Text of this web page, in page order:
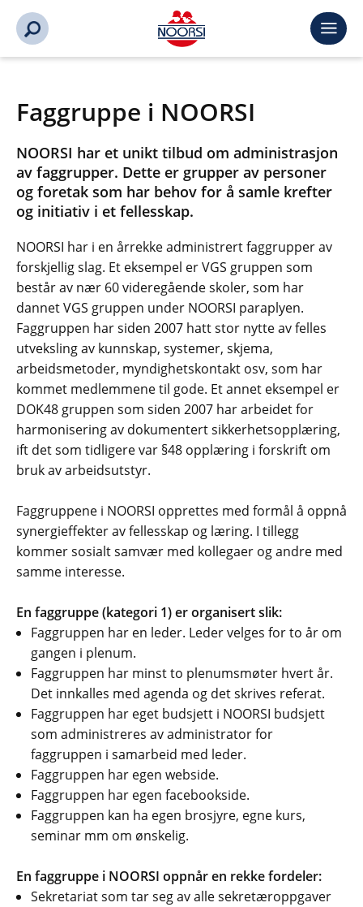
Faggruppe i NOORSI
NOORSI har et unikt tilbud om administrasjon
av faggrupper. Dette er grupper av personer
og foretak som har behov for å samle krefter
og initiativ i et fellesskap.
NOORSI har i en årrekke administrert faggrupper av
forskjellig slag. Et eksempel er VGS gruppen som
består av nær 60 videregående skoler, som har
dannet VGS gruppen under NOORSI paraplyen.
Faggruppen har siden 2007 hatt stor nytte av felles
utveksling av kunnskap, systemer, skjema,
arbeidsmetoder, myndighetskontakt osv, som har
kommet medlemmene til gode. Et annet eksempel er
DOK48 gruppen som siden 2007 har arbeidet for
harmonisering av dokumentert sikkerhetsopplæring,
ift det som tidligere var §48 opplæring i forskrift om
bruk av arbeidsutstyr.
Faggruppene i NOORSI opprettes med formål å oppnå
synergieffekter av fellesskap og læring. I tillegg
kommer sosialt samvær med kollegaer og andre med
samme interesse.
En faggruppe (kategori 1) er organisert slik:
Faggruppen har en leder. Leder velges for to år om
gangen i plenum.
Faggruppen har minst to plenumsmøter hvert år.
Det innkalles med agenda og det skrives referat.
Faggruppen har eget budsjett i NOORSI budsjett
som administreres av administrator for
faggruppen i samarbeid med leder.
Faggruppen har egen webside.
Faggruppen har egen facebookside.
Faggruppen kan ha egen brosjyre, egne kurs,
seminar mm om ønskelig.
En faggruppe i NOORSI oppnår en rekke fordeler:
Sekretariat som tar seg av alle sekretæroppgaver